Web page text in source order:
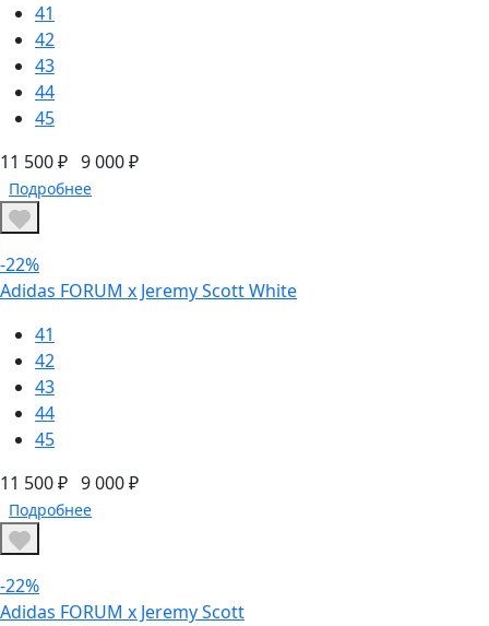
41
42
43
44
45
11 500 ₽ 9 000 ₽
Подробнее
-22%
Adidas FORUM х Jeremy Scott White
41
42
43
44
45
11 500 ₽ 9 000 ₽
Подробнее
-22%
Adidas FORUM х Jeremy Scott